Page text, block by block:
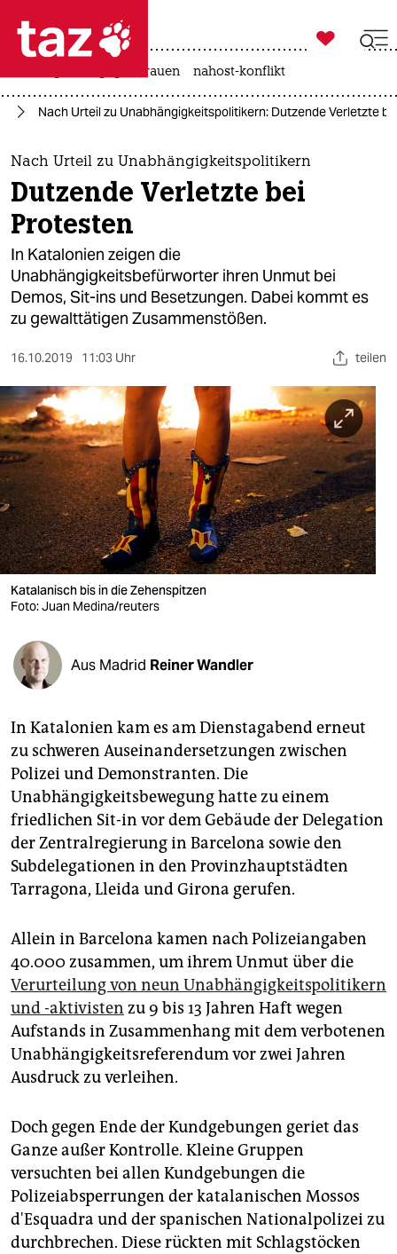
 taz zahl ich
taz zahl ich
themen
politik
öko
gesellschaft
kultur
sport
berlin
nord
wahrheit
verlag
verlag
veranstaltungen
fragen & hilfe
unterstützen
abo
genossenschaft
epaper login

taz zahl ich
gewalt gegen frauen nahost-konflikt
Nach Urteil zu Unabhängigkeitspolitikern: Dutzende Verletzte
Nach Urteil zu Unabhängigkeitspolitikern
Dutzende Verletzte bei
Protesten
In Katalonien zeigen die
Unabhängigkeitsbefürworter ihren Unmut bei
Demos, Sit-ins und Besetzungen. Dabei kommt es
zu gewalttätigen Zusammenstößen.
16.10.2019 11:03 Uhr teilen
Katalanisch bis in die Zehenspitzen
Foto: Juan Medina/reuters
Aus Madrid Reiner Wandler
In Katalonien kam es am Dienstagabend erneut
zu schweren Auseinandersetzungen zwischen
Polizei und Demonstranten. Die
Unabhängigkeitsbewegung hatte zu einem
friedlichen Sit-in vor dem Gebäude der Delegation
der Zentralregierung in Barcelona sowie den
Subdelegationen in den Provinzhauptstädten
Tarragona, Lleida und Girona gerufen.
Allein in Barcelona kamen nach Polizeiangaben
40.000 zusammen, um ihrem Unmut über die
Verurteilung von neun Unabhängigkeitspolitikern
und -aktivisten zu 9 bis 13 Jahren Haft wegen
Aufstands in Zusammenhang mit dem verbotenen
Unabhängigkeitsreferendum vor zwei Jahren
Ausdruck zu verleihen.
Doch gegen Ende der Kundgebungen geriet das
Ganze außer Kontrolle. Kleine Gruppen
versuchten bei allen Kundgebungen die
Polizeiabsperrungen der katalanischen Mossos
d'Esquadra und der spanischen Nationalpolizei zu
durchbrechen. Diese rückten mit Schlagstöcken